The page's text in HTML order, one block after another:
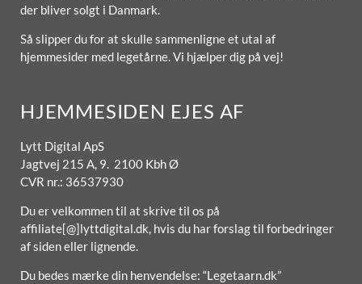
der bliver solgt i Danmark.
Så slipper du for at skulle sammenligne et utal af
hjemmesider med legetårne. Vi hjælper dig på vej!
HJEMMESIDEN EJES AF
Lytt Digital ApS
Jagtvej 215 A, 9. 2100 Kbh Ø
CVR nr.: 36537930
Du er velkommen til at skrive til os på
affiliate[@]lyttdigital.dk, hvis du har forslag til forbedringer
af siden eller lignende.
Du bedes mærke din henvendelse: “Legetaarn.dk”